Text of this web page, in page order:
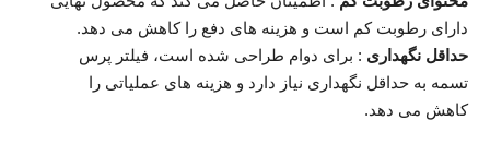
دارای رطوبت کم است و هزینه های دفع را کاهش می دهد.
حداقل نگهداری : برای دوام طراحی شده است، فیلتر پرس
تسمه به حداقل نگهداری نیاز دارد و هزینه های عملیاتی را
کاهش می دهد.